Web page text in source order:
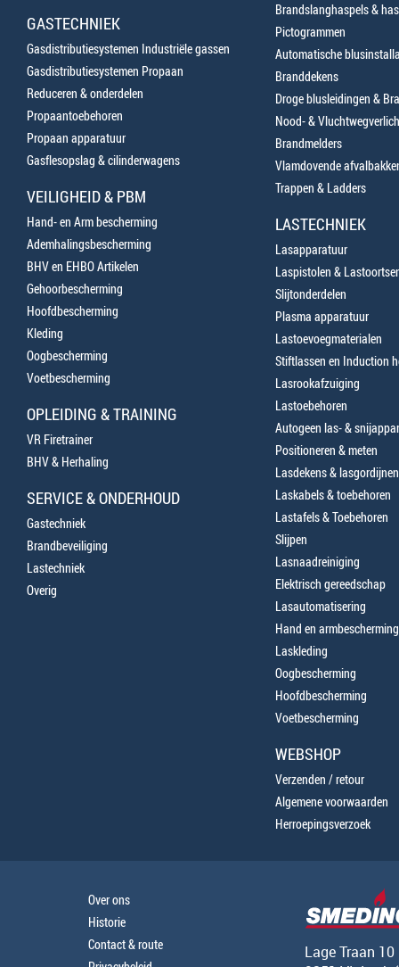
GASTECHNIEK
Gasdistributiesystemen Industriële gassen
Gasdistributiesystemen Propaan
Reduceren & onderdelen
Propaantoebehoren
Propaan apparatuur
Gasflesopslag & cilinderwagens
VEILIGHEID & PBM
Hand- en Arm bescherming
Ademhalingsbescherming
BHV en EHBO Artikelen
Gehoorbescherming
Hoofdbescherming
Kleding
Oogbescherming
Voetbescherming
OPLEIDING & TRAINING
VR Firetrainer
BHV & Herhaling
SERVICE & ONDERHOUD
Gastechniek
Brandbeveiliging
Lastechniek
Overig
Brandslanghaspels &
Pictogrammen
Automatische
Branddekens
Droge blusleidingen &
Nood- &
Brandmelders
Vlamdovende
Trappen & Ladders
LASTECHNIEK
Lasapparatuur
Laspistolen &
Slijtonderdelen
Plasma apparatuur
Lastoevoegmaterialen
Stiftlassen en Induction
Lasrookafzuiging
Lastoebehoren
Autogeen las- &
Positioneren & meten
Lasdekens & lasgordijnen
Laskabels & toebehoren
Lastafels & Toebehoren
Slijpen
Lasnaadreiniging
Elektrisch gereedschap
Lasautomatisering
Hand en armbescherming
Laskleding
Oogbescherming
Hoofdbescherming
Voetbescherming
WEBSHOP
Verzenden / retour
Algemene voorwaarden
Herroepingsverzoek
Over ons
Historie
Contact & route
Lage Traan 10